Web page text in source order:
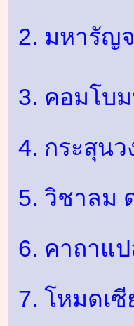
2. มหารัญ
3. คอมโบ
4. กระสุนว
5. วิชาลม
6. คาถาแป
7. โหมดเ